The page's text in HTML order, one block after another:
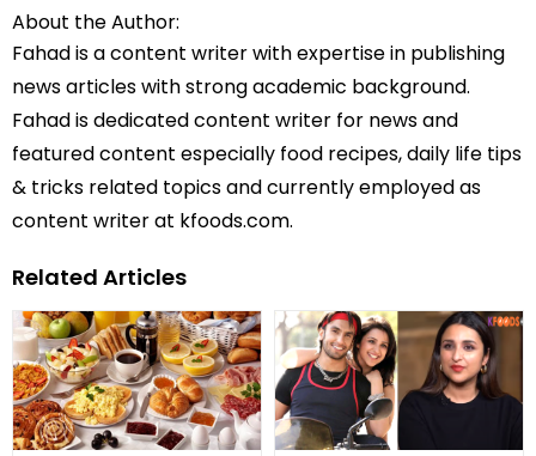
About the Author:
Fahad is a content writer with expertise in publishing
news articles with strong academic background.
Fahad is dedicated content writer for news and
featured content especially food recipes, daily life tips
& tricks related topics and currently employed as
content writer at kfoods.com.
Related Articles